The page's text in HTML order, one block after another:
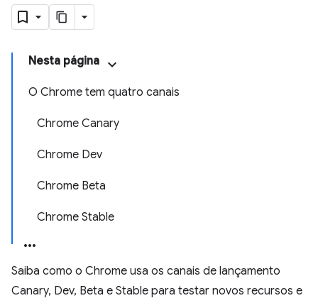
Nesta página
O Chrome tem quatro canais
Chrome Canary
Chrome Dev
Chrome Beta
Chrome Stable
Saiba como o Chrome usa os canais de lançamento
Canary, Dev, Beta e Stable para testar novos recursos e